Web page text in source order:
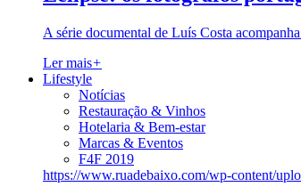
A série documental de Luís Costa
Ler mais+
Lifestyle
Notícias
Restauração & Vinhos
Hotelaria & Bem-estar
Marcas & Eventos
F4F 2019
https://www.ruadebaixo.com/wp-content/